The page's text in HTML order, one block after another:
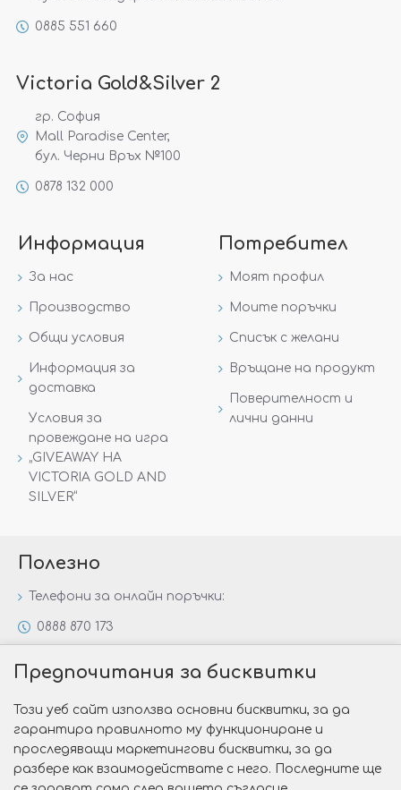
0885 551 660
Victoria Gold&Silver 2
гр. София
Mall Paradise Center,
бул. Черни Връх №100
0878 132 000
Информация
За нас
Производство
Общи условия
Информация за
доставка
Условия за
провеждане на игра
„GIVEAWAY НА
VICTORIA GOLD AND
SILVER“
Потребител
Моят профил
Моите поръчки
Списък с желани
Връщане на продукт
Поверителност и
лични данни
Полезно
Телефони за онлайн поръчки:
0888 870 173
Специални предложения
Защо да изберете Victoria Gold&Silver?
Как да изберем годежен пръстен?
Предпочитания за бисквитки
Този уеб сайт използва основни бисквитки, за да
гарантира правилното му функциониране и
проследяващи маркетингови бисквитки, за да
разбере как взаимодействате с него. Последните ще